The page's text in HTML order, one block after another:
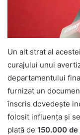
Un alt strat al
curajului unui
departamentului
furnizat un
înscris dovedește
folosit influența și
plată de 150.000 de